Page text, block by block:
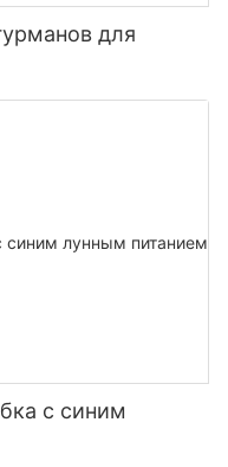
для
с синим